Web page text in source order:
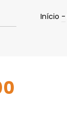
Início -